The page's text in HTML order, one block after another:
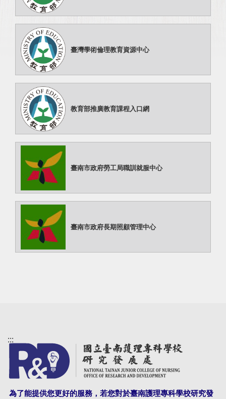
臺灣學術倫理教育資源中心
教育部推廣教育課程入口網
臺南市政府勞工局職訓就服中心
臺南市政府長期照顧管理中心
:::
為了能提供您更好的服務，若您對於臺南護理專科學校研究發